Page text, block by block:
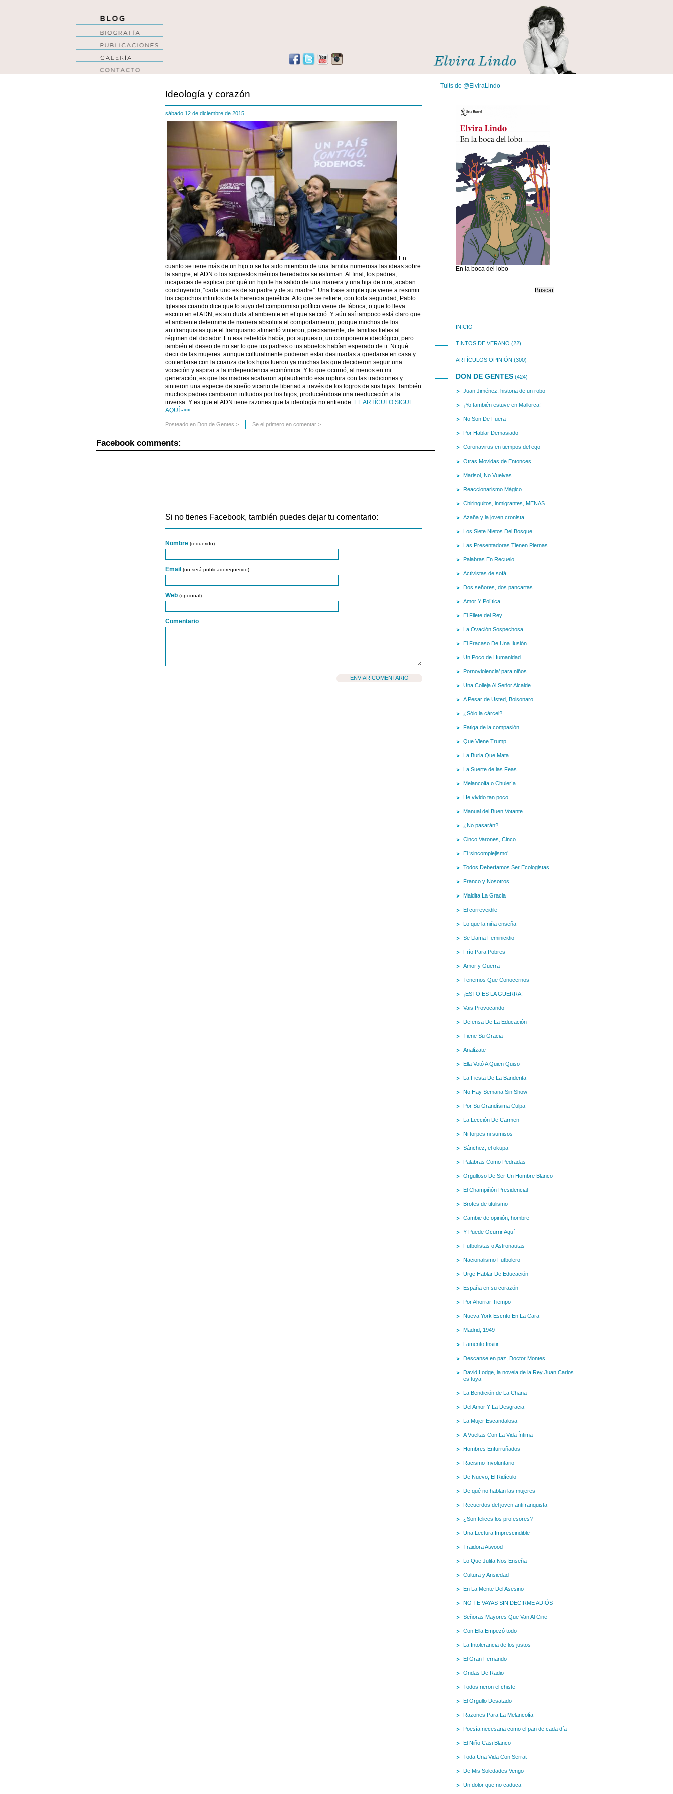
Ideología y corazón
sábado 12 de diciembre de 2015
En
cuanto se tiene más de un hijo o se ha sido miembro de una familia numerosa las ideas sobre
la sangre, el ADN o los supuestos méritos heredados se esfuman. Al final, los padres,
incapaces de explicar por qué un hijo le ha salido de una manera y una hija de otra, acaban
concluyendo, “cada uno es de su padre y de su madre”. Una frase simple que viene a resumir
los caprichos infinitos de la herencia genética. A lo que se refiere, con toda seguridad, Pablo
Iglesias cuando dice que lo suyo del compromiso político viene de fábrica, o que lo lleva
escrito en el ADN, es sin duda al ambiente en el que se crió. Y aún así tampoco está claro que
el ambiente determine de manera absoluta el comportamiento, porque muchos de los
antifranquistas que el franquismo alimentó vinieron, precisamente, de familias fieles al
régimen del dictador. En esa rebeldía había, por supuesto, un componente ideológico, pero
también el deseo de no ser lo que tus padres o tus abuelos habían esperado de ti. Ni qué
decir de las mujeres: aunque culturalmente pudieran estar destinadas a quedarse en casa y
contentarse con la crianza de los hijos fueron ya muchas las que decidieron seguir una
vocación y aspirar a la independencia económica. Y lo que ocurrió, al menos en mi
generación, es que las madres acabaron aplaudiendo esa ruptura con las tradiciones y
sintieron una especie de sueño vicario de libertad a través de los logros de sus hijas. También
muchos padres cambiaron influidos por los hijos, produciéndose una reeducación a la
inversa. Y es que el ADN tiene razones que la ideología no entiende. EL ARTÍCULO SIGUE
AQUÍ ->>
Posteado en Don de Gentes > Se el primero en comentar >
Facebook comments:
Si no tienes Facebook, también puedes dejar tu comentario:
Nombre (requerido)
Email (no será publicadorequerido)
Web (opcional)
Comentario
Tuits de @ElviraLindo
En la boca del lobo
INICIO
TINTOS DE VERANO (22)
ARTÍCULOS OPINIÓN (300)
DON DE GENTES (424)
Juan Jiménez, historia de un robo
¡Yo también estuve en Mallorca!
No Son De Fuera
Por Hablar Demasiado
Coronavirus en tiempos del ego
Otras Movidas de Entonces
Marisol, No Vuelvas
Reaccionarismo Mágico
Chiringuitos, inmigrantes, MENAS
Azaña y la joven cronista
Los Siete Nietos Del Bosque
Las Presentadoras Tienen Piernas
Palabras En Recuelo
Activistas de sofá
Dos señores, dos pancartas
Amor Y Política
El Filete del Rey
La Ovación Sospechosa
El Fracaso De Una Ilusión
Un Poco de Humanidad
Pornoviolencia’ para niños
Una Colleja Al Señor Alcalde
A Pesar de Usted, Bolsonaro
¿Sólo la cárcel?
Fatiga de la compasión
Que Viene Trump
La Burla Que Mata
La Suerte de las Feas
Melancolía o Chulería
He vivido tan poco
Manual del Buen Votante
¿No pasarán?
Cinco Varones, Cinco
El ‘sincomplejismo’
Todos Deberíamos Ser Ecologistas
Franco y Nosotros
Maldita La Gracia
El correveidile
Lo que la niña enseña
Se Llama Feminicidio
Frío Para Pobres
Amor y Guerra
Tenemos Que Conocernos
¡ESTO ES LA GUERRA!
Vais Provocando
Defensa De La Educación
Tiene Su Gracia
Analízate
Ella Votó A Quien Quiso
La Fiesta De La Banderita
No Hay Semana Sin Show
Por Su Grandísima Culpa
La Lección De Carmen
Ni torpes ni sumisos
Sánchez, el okupa
Palabras Como Pedradas
Orgulloso De Ser Un Hombre Blanco
El Champiñón Presidencial
Brotes de titulismo
Cambie de opinión, hombre
Y Puede Ocurrir Aquí
Futbolistas o Astronautas
Nacionalismo Futbolero
Urge Hablar De Educación
España en su corazón
Por Ahorrar Tiempo
Nueva York Escrito En La Cara
Madrid, 1949
Lamento Insitir
Descanse en paz, Doctor Montes
David Lodge, la novela de la Rey Juan Carlos
es tuya
La Bendición de La Chana
Del Amor Y La Desgracia
La Mujer Escandalosa
A Vueltas Con La Vida Íntima
Hombres Enfurruñados
Racismo Involuntario
De Nuevo, El Ridículo
De qué no hablan las mujeres
Recuerdos del joven antifranquista
¿Son felices los profesores?
Una Lectura Imprescindible
Traidora Atwood
Lo Que Julita Nos Enseña
Cultura y Ansiedad
En La Mente Del Asesino
NO TE VAYAS SIN DECIRME ADIÓS
Señoras Mayores Que Van Al Cine
Con Ella Empezó todo
La Intolerancia de los justos
El Gran Fernando
Ondas De Radio
Todos rieron el chiste
El Orgullo Desatado
Razones Para La Melancolía
Poesía necesaria como el pan de cada día
El Niño Casi Blanco
Toda Una Vida Con Serrat
De Mis Soledades Vengo
Un dolor que no caduca